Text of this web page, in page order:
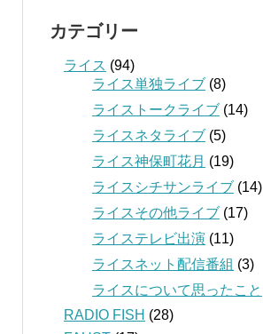
カテゴリー
ライス (94)
ライス単独ライブ (8)
ライストークライブ (14)
ライスネタライブ (5)
ライス神保町花月 (19)
ライスシチサンライブ (14)
ライスその他ライブ (17)
ライステレビ出演 (11)
ライスネット配信番組 (3)
ライスについて思ったこと
RADIO FISH (28)